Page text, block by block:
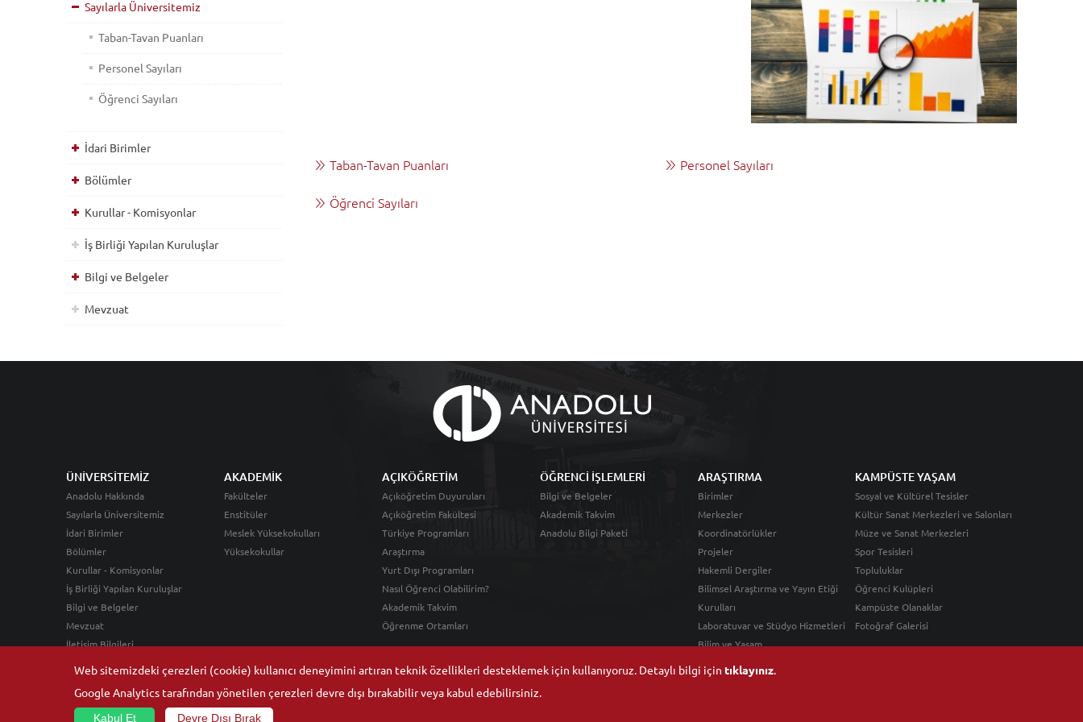
Taban-Tavan Puanları Personel Sayıları
Öğrenci Sayıları
Sayılarla Üniversitemiz
Taban-Tavan Puanları
Personel Sayıları
Öğrenci Sayıları
İdari Birimler
Bölümler
Kurullar - Komisyonlar
İş Birliği Yapılan Kuruluşlar
Bilgi ve Belgeler
Mevzuat
Web sitemizdeki çerezleri (cookie) kullanıcı deneyimini artıran teknik özellikleri desteklemek için kullanıyoruz. Detaylı bilgi için tıklayınız.
Google Analytics tarafından yönetilen çerezleri devre dışı bırakabilir veya kabul edebilirsiniz.
Kabul Et Devre Dışı Bırak
ÜNİVERSİTEMİZ
Anadolu Hakkında
Sayılarla Üniversitemiz
İdari Birimler
Bölümler
Kurullar - Komisyonlar
İş Birliği Yapılan Kuruluşlar
Bilgi ve Belgeler
Mevzuat
İletişim Bilgileri
AKADEMİK
Fakülteler
Enstitüler
Meslek Yüksekokulları
Yüksekokullar
AÇIKÖĞRETİM
Açıköğretim Duyuruları
Açıköğretim Fakültesi
Türkiye Programları
Araştırma
Yurt Dışı Programları
Nasıl Öğrenci Olabilirim?
Akademik Takvim
Öğrenme Ortamları
ÖĞRENCİ İŞLEMLERİ
Bilgi ve Belgeler
Akademik Takvim
Anadolu Bilgi Paketi
ARAŞTIRMA
Birimler
Merkezler
Koordinatörlükler
Projeler
Hakemli Dergiler
Bilimsel Araştırma ve Yayın Etiği
Kurulları
Laboratuvar ve Stüdyo Hizmetleri
Bilim ve Yaşam
KAMPÜSTE YAŞAM
Sosyal ve Kültürel Tesisler
Kültür Sanat Merkezleri ve Salonları
Müze ve Sanat Merkezleri
Spor Tesisleri
Topluluklar
Öğrenci Kulüpleri
Kampüste Olanaklar
Fotoğraf Galerisi